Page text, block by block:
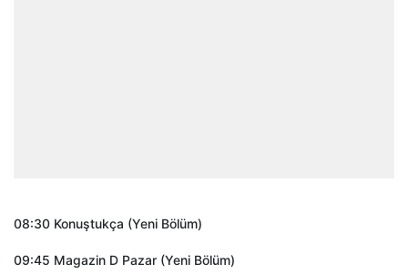
08:30 Konuştukça (Yeni Bölüm)
09:45 Magazin D Pazar (Yeni Bölüm)